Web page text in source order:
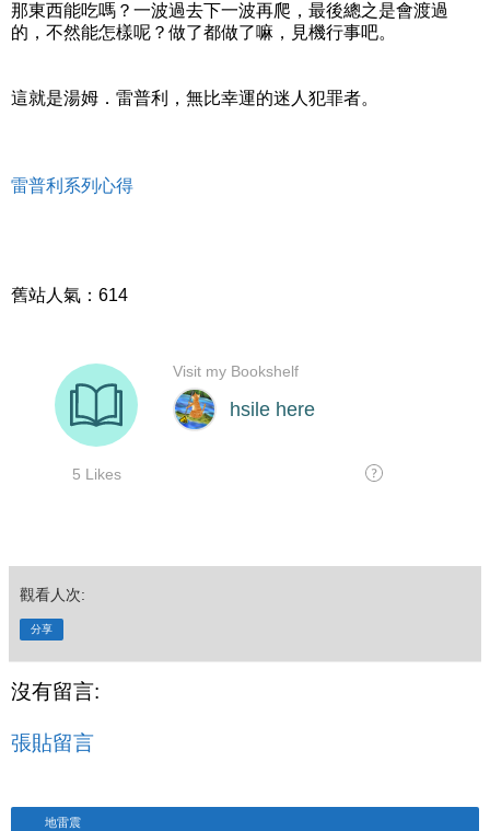
那東西能吃嗎？一波過去下一波再爬，最後總之是會渡過
的，不然能怎樣呢？做了都做了嘛，見機行事吧。
這就是湯姆．雷普利，無比幸運的迷人犯罪者。
雷普利系列心得
舊站人氣：614
觀看人次:
分享
沒有留言:
張貼留言
地雷震